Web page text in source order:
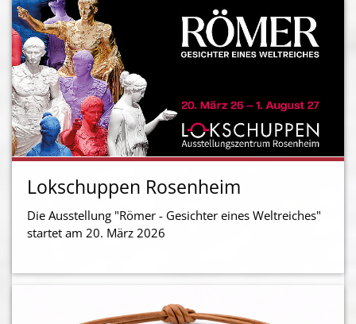
Lokschuppen Rosenheim
Die Ausstellung "Römer - Gesichter eines Weltreiches"
startet am 20. März 2026